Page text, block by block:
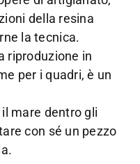
della resina
la tecnica.
riproduzione in
per i quadri, è un
mare dentro gli
con sé un pezzo